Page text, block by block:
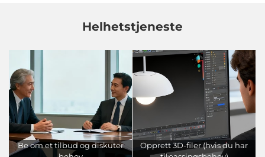
Helhetstjeneste
Be om et tilbud og diskuter
Opprett 3D-filer (hvis du har